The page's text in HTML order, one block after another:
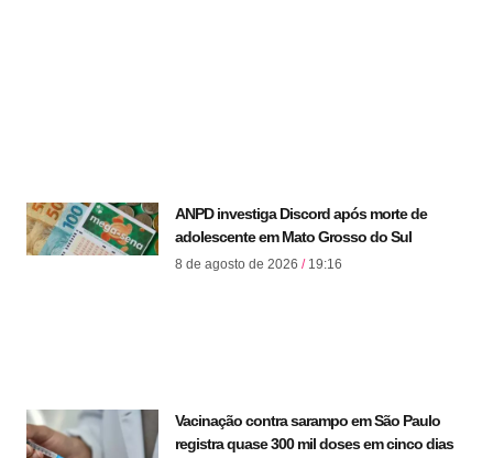
ANPD investiga Discord após morte de
adolescente em Mato Grosso do Sul
8 de agosto de 2026 19:16
Vacinação contra sarampo em São Paulo
registra quase 300 mil doses em cinco dias